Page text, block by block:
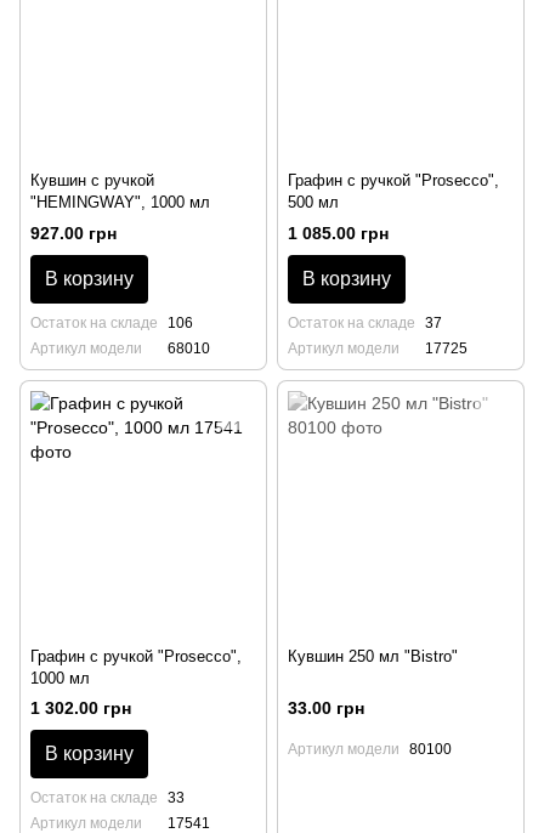
Кувшин с ручкой
"HEMINGWAY", 1000 мл
927.00 грн
В корзину
Остаток на складе
106
Артикул модели
68010
Графин с ручкой "Prosecco",
500 мл
1 085.00 грн
В корзину
Остаток на складе
37
Артикул модели
17725
Графин с ручкой "Prosecco",
1000 мл
1 302.00 грн
В корзину
Остаток на складе
33
Артикул модели
17541
Кувшин 250 мл "Bistro"
33.00 грн
Артикул модели 80100